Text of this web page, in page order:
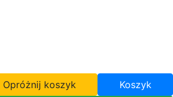
Opróżnij koszyk Koszyk